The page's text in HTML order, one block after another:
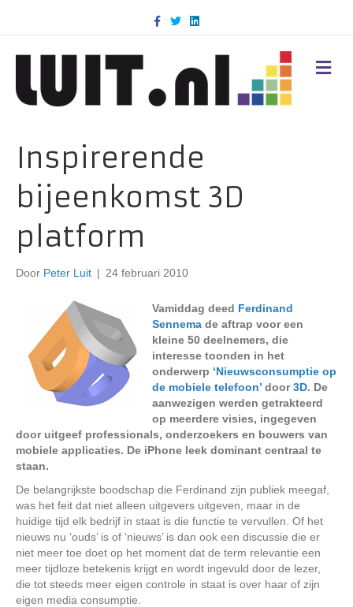
c
k
T
w
i
n
d
M
E
Inspirerende
bijeenkomst 3D
platform
Door Peter Luit | 24 februari 2010
Vamiddag deed Ferdinand
Sennema de aftrap voor een
kleine 50 deelnemers, die
interesse toonden in het
onderwerp ‘Nieuwsconsumptie op
de mobiele telefoon’ door3D. De
aanwezigen werden getrakteerd
op meerdere visies, ingegeven
door uitgeef professionals, onderzoekers en bouwers van
mobiele applicaties. De iPhone leek dominant centraal te
staan.
De belangrijkste boodschap die Ferdinand zijn publiek meegaf,
was het feit dat niet alleen uitgevers uitgeven, maar in de
huidige tijd elk bedrijf in staat is die functie te vervullen. Of het
nieuws nu ‘ouds’ is of ‘nieuws’ is dan ook een discussie die er
niet meer toe doet op het moment dat de term relevantie een
meer tijdloze betekenis krijgt en wordt ingevuld door de lezer,
die tot steeds meer eigen controle in staat is over haar of zijn
eigen media consumptie.